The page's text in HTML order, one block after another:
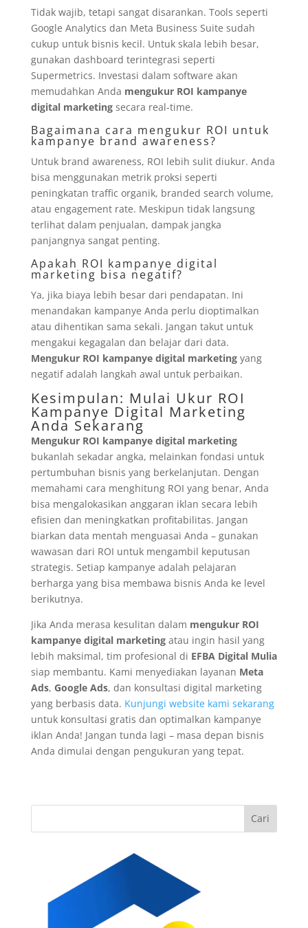
Tidak wajib, tetapi sangat disarankan. Tools seperti
Google Analytics dan Meta Business Suite sudah
cukup untuk bisnis kecil. Untuk skala lebih besar,
gunakan dashboard terintegrasi seperti
Supermetrics. Investasi dalam software akan
memudahkan Anda mengukur ROI kampanye
digital marketingsecara real-time.
Bagaimana cara mengukur ROI untuk
kampanye brand awareness?
Untuk brand awareness, ROI lebih sulit diukur. Anda
bisa menggunakan metrik proksi seperti
peningkatan traffic organik, branded search volume,
atau engagement rate. Meskipun tidak langsung
terlihat dalam penjualan, dampak jangka
panjangnya sangat penting.
Apakah ROI kampanye digital
marketing bisa negatif?
Ya, jika biaya lebih besar dari pendapatan. Ini
menandakan kampanye Anda perlu dioptimalkan
atau dihentikan sama sekali. Jangan takut untuk
mengakui kegagalan dan belajar dari data.
Mengukur ROI kampanye digital marketingyang
negatif adalah langkah awal untuk perbaikan.
Kesimpulan: Mulai Ukur ROI
Kampanye Digital Marketing
Anda Sekarang
Mengukur ROI kampanye digital marketing
bukanlah sekadar angka, melainkan fondasi untuk
pertumbuhan bisnis yang berkelanjutan. Dengan
memahami cara menghitung ROI yang benar, Anda
bisa mengalokasikan anggaran iklan secara lebih
efisien dan meningkatkan profitabilitas. Jangan
biarkan data mentah menguasai Anda – gunakan
wawasan dari ROI untuk mengambil keputusan
strategis. Setiap kampanye adalah pelajaran
berharga yang bisa membawa bisnis Anda ke level
berikutnya.
Jika Anda merasa kesulitan dalam mengukur ROI
kampanye digital marketingatau ingin hasil yang
lebih maksimal, tim profesional di EFBA Digital Mulia
siap membantu. Kami menyediakan layanan Meta
Ads, Google Ads, dan konsultasi digital marketing
yang berbasis data. Kunjungi website kami sekarang
untuk konsultasi gratis dan optimalkan kampanye
iklan Anda! Jangan tunda lagi – masa depan bisnis
Anda dimulai dengan pengukuran yang tepat.
Cari